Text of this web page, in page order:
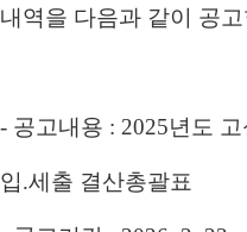
내역을 다음과 같이 공
- 공고내용 : 2025년도
입.세출 결산총괄표